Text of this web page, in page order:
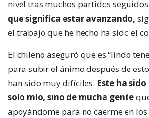
nivel tras muchos partidos seguidos.
que significa estar avanzando,
el trabajo que he hecho ha sido el
El chileno aseguró que es “lindo
para subir el ánimo después de
han sido muy difíciles. Este ha
solo mío, sino de mucha gente
apoyándome para no caerme en